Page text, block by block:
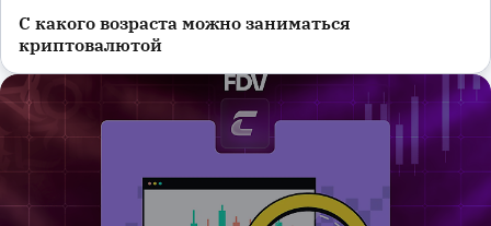
С какого возраста можно заниматься
криптовалютой